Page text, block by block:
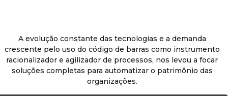
A evolução constante das tecnologias e a demanda
crescente pelo uso do código de barras como instrumento
racionalizador e agilizador de processos, nos levou a focar
soluções completas para automatizar o patrimônio das
organizações.